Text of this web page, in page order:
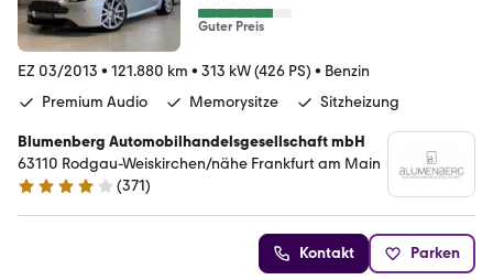
Guter Preis
EZ 03/2013 • 121.880 km • 313 kW (426 PS) • Benzin
Premium Audio
Memorysitze Sitzheizung
Blumenberg Automobilhandelsgesellschaft mbH
63110 Rodgau-Weiskirchen/nähe Frankfurt am Main
4.2 Sterne
(371)
Kontakt Parken